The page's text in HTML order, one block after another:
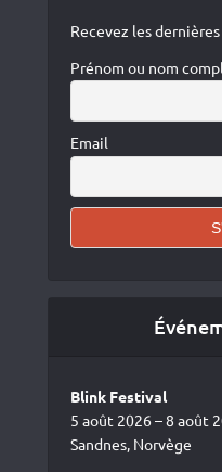
Recevez les
Prénom ou nom
Email
Blink Festival
5 août 2026 – 8 août
Sandnes, Norvège